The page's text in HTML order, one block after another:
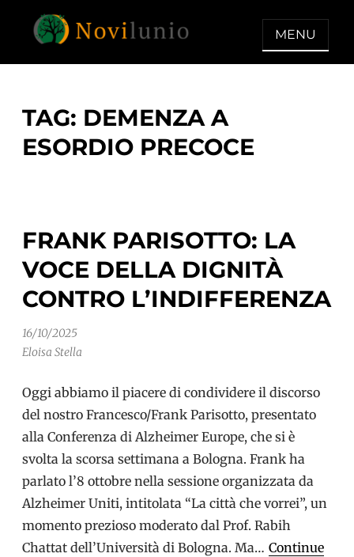
NOVILUNIO
Un aiuto con concreto dopo la
MENU
TAG: DEMENZA A
ESORDIO PRECOCE
FRANK PARISOTTO: LA
VOCE DELLA DIGNITÀ
CONTRO L’INDIFFERENZA
16/10/2025
Eloisa Stella
Oggi abbiamo il piacere di condividere il discorso
del nostro Francesco/Frank Parisotto, presentato
alla Conferenza di Alzheimer Europe, che si è
svolta la scorsa settimana a Bologna. Frank ha
parlato l’8 ottobre nella sessione organizzata da
Alzheimer Uniti, intitolata “La città che vorrei”, un
momento prezioso moderato dal Prof. Rabih
Chattat dell’Università di Bologna. Ma… Continue